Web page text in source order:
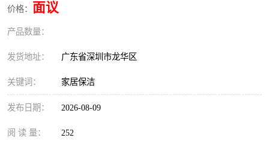
价格： 面议
产品数量：
发货地址： 广东省深圳市龙华区
关键词： 家居保洁
发布日期： 2026-08-09
阅 读 量： 252